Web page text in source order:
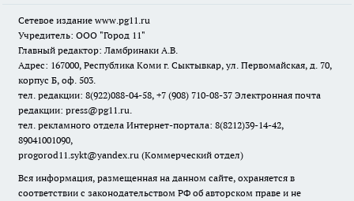
Сетевое издание www.pg11.ru
Учредитель: ООО "Город 11"
Главный редактор: Ламбринаки А.В.
Адрес: 167000, Республика Коми г. Сыктывкар, ул. Первомайская, д. 70,
корпус Б, оф. 503.
тел. редакции: 8(922)088-04-58, +7 (908) 710-08-37 Электронная почта
редакции: press@pg11.ru.
тел. рекламного отдела Интернет-портала: 8(8212)39-14-42,
89041001090,
progorod11.sykt@yandex.ru (Коммерческий отдел)
Вся информация, размещенная на данном сайте, охраняется в
соответствии с законодательством РФ об авторском праве и не